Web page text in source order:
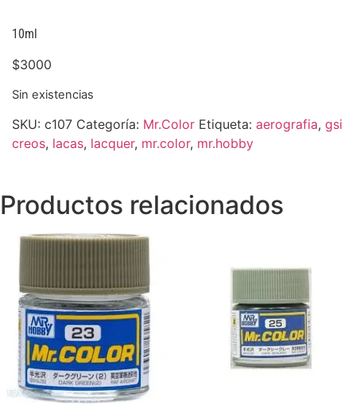
10ml
$3000
Sin existencias
SKU: c107 Categoría: Mr.Color Etiqueta: aerografia, gsi
creos, lacas, lacquer, mr.color, mr.hobby
Productos relacionados